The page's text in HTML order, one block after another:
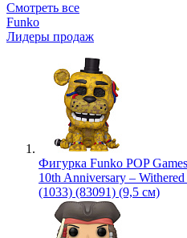
Смотреть все
Funko
Лидеры продаж
Фигурка Funko POP
10th Anniversary –
(1033) (83091) (9,5 см)